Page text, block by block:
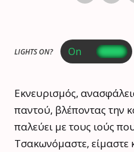
LIGHTS ON?
Εκνευρισμός,
παντού, βλέποντας την
παλεύει με τους ιούς
Τσακωνόμαστε, είμαστε